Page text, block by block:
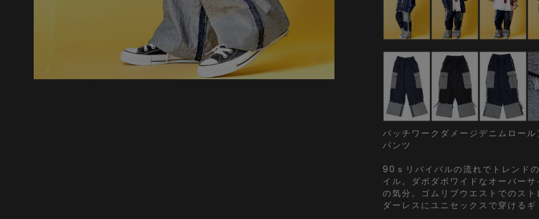
パッチワークダメージデニムロー
パンツ
90ｓリバイバルの流れでトレンド
イル。ダボダボワイドなオーバー
の気分。ゴムリブウエストでのス
ダーレスにユニセックスで穿ける